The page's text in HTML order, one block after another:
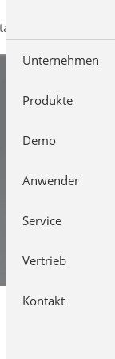
Unternehmen
Produkte
Demo
Anwender
Service
Vertrieb
Kontakt